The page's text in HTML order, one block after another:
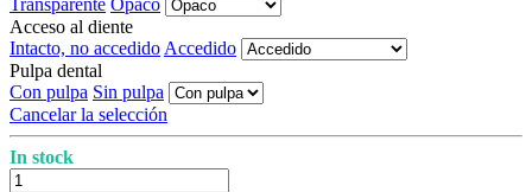
Acceso al diente
Intacto, no accedido Accedido
Pulpa dental
Con pulpa Sin pulpa
Cancelar la selección
In stock